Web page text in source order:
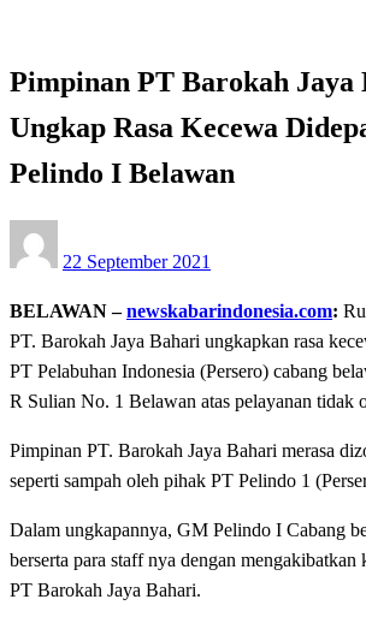
Pimpinan PT Barokah Jaya
Ungkap Rasa Kecewa
Pelindo I Belawan
on
22 September 2021
BELAWAN –newskabarindonesia.com:
PT. Barokah Jaya Bahari ungkapkan rasa
PT Pelabuhan Indonesia (Persero) cabang
R Sulian No. 1 Belawan atas pelayanan tidak
Pimpinan PT. Barokah Jaya Bahari merasa
seperti sampah oleh pihak PT Pelindo 1
Dalam ungkapannya, GM Pelindo I Cabang
berserta para staff nya dengan mengakibatkan
PT Barokah Jaya Bahari.